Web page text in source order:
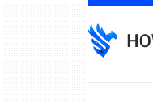
to
content